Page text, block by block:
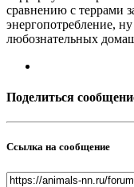
сравнению с террами
энергопотребление,
любознательных
Поделиться
Ссылка на сообщение